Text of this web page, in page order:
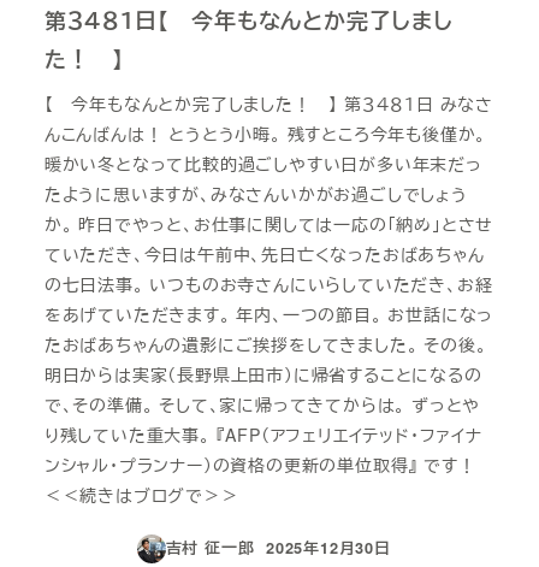
第３４８１日【 今年もなんとか完了しまし
た！ 】
【 今年もなんとか完了しました！ 】 第３４８１日 みなさ
んこんばんは！ とうとう小晦。 残すところ今年も後僅か。
暖かい冬となって比較的過ごしやすい日が多い年末だっ
たように思いますが、みなさんいかがお過ごしでしょう
か。 昨日でやっと、お仕事に関しては一応の「納め」とさせ
ていただき、今日は午前中、先日亡くなったおばあちゃん
の七日法事。 いつものお寺さんにいらしていただき、お経
をあげていただきます。 年内、一つの節目。 お世話になっ
たおばあちゃんの遺影にご挨拶をしてきました。 その後。
明日からは実家（長野県上田市）に帰省することになるの
で、その準備。 そして、家に帰ってきてからは。 ずっとや
り残していた重大事。 『AFP（アフェリエイテッド・ファイナ
ンシャル・プランナー）の資格の更新の単位取得』 です！
＜＜続きはブログで＞＞
吉村 征一郎
投稿日
2025年12月30日